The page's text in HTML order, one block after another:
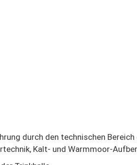
durch den technischen
Kalt- und Warmmoor-